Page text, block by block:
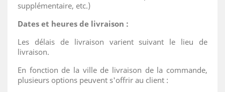
supplémentaire, etc.)
Dates et heures de livraison :
Les délais de livraison varient suivant le lieu de
livraison.
En fonction de la ville de livraison de la commande,
plusieurs options peuvent s'offrir au client :